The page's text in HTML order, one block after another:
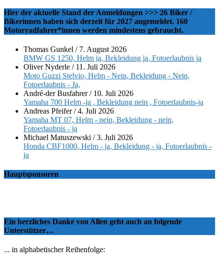
Hier der aktuelle Stand der Anmeldungen >>> 26 Biker /
Bikerinnen haben sich derzeit für 2027 angemeldet. 160
Motorradfahrer*innen werden mindestens gebraucht.
Thomas Gunkel / 7. August 2026
BMW GS 1250, Helm ja, Bekleidung ja, Fotoerlaubnis ja
Oliver Nyderle / 11. Juli 2026
Moto Guzzi Stelvio, Helm - Nein, Bekleidung - Nein,
Fotoerlaubnis - Ja,
André-der Busfahrer/ 10. Juli 2026
Yamaha 700 Helm -ja , Bekleidung nein , Fotoerlaubnis-ja
Andreas Pfeifer/4. Juli 2026
Yamaha MT 07, Helm - nein, Bekleidung - nein,
Fotoerlaubnis - ja
Michael Matuszewski /3. Juli 2026
Honda CBF1000, Helm - ja, Bekleidung - ja, Fotoerlaubnis -
ja
Hauptsponsoren
Ein herzliches Danke von Allen geht auch an folgende
Unterstützer…
... in alphabetischer Reihenfolge: